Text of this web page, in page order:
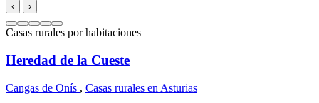
‹ ›
Casas rurales por habitaciones
Heredad de la Cueste
Cangas de Onís , Casas rurales en Asturias